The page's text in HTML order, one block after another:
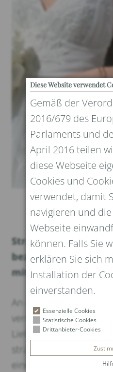
Strahlen wie die
bezaubernde Glanz
mit Sternen
An einem Tag, an dem
vereinen, entfaltet sich
Liebe in all seiner
strahlenden Moments
einer wahrhaft
Diese Website verwendet
Gemäß der
2016/679 des
Parlaments und
April 2016 teilen
diese Webseite
Cookies und
verwendet, damit
navigieren und
Webseite
können. Falls Sie
erklären Sie sich
Installation der
einverstanden.
Essenzielle Cookies
Statistische Cookies
Drittanbieter-Cookies